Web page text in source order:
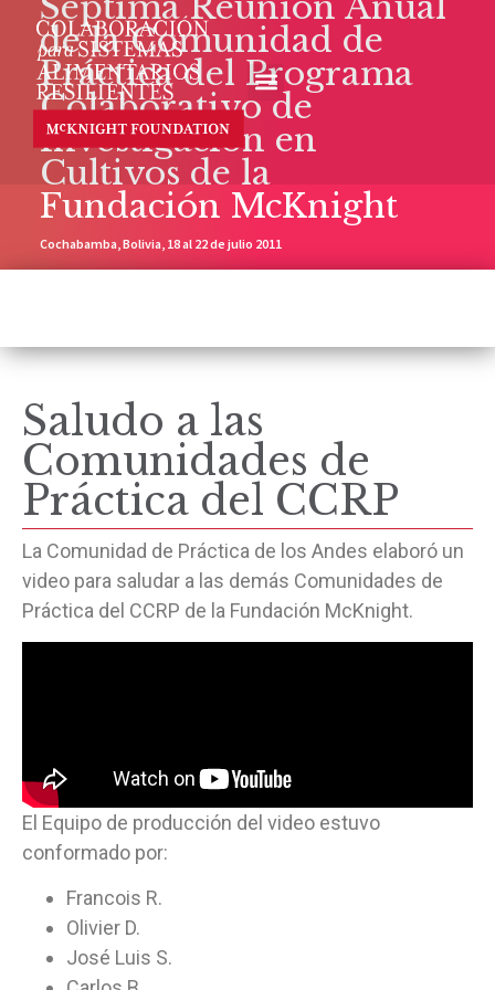
de la Comunidad de
Práctica del Programa
Colaborativo de
Investigación en
Cultivos de la
Fundación McKnight
Cochabamba, Bolivia, 18 al 22 de julio 2011
Saludo a las
Comunidades de
Práctica del CCRP
La Comunidad de Práctica de los Andes elaboró un
video para saludar a las demás Comunidades de
Práctica del CCRP de la Fundación McKnight.
El Equipo de producción del video estuvo
conformado por:
Francois R.
Olivier D.
José Luis S.